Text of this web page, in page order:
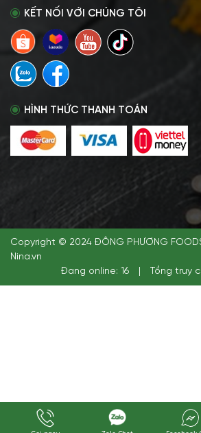
KẾT NỐI VỚI CHÚNG TÔI
HÌNH THỨC THANH TOÁN
Copyright © 2024 ĐÔNG PHƯƠNG
Nina.vn
Đang online: 16
Tổng truy